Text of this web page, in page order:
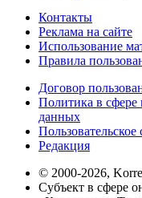
Контакты
Реклама на сайте
Использование
Правила
Договор
Политика в сфере
данных
Пользовательское
Редакция
© 2000-2026,
Субъект в сфере